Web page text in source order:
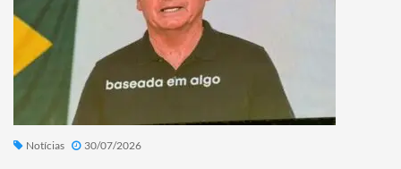
Notícias 30/07/2026